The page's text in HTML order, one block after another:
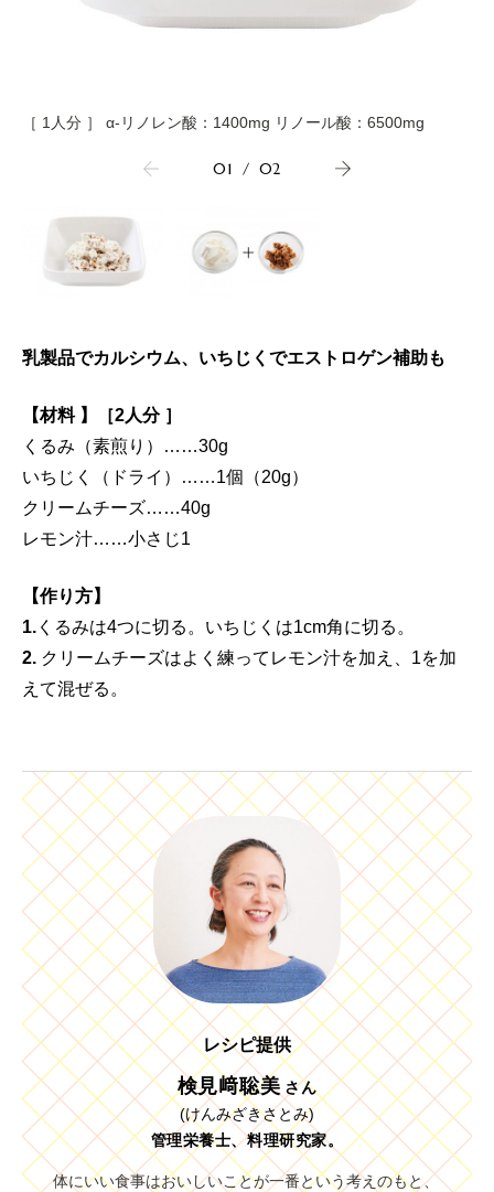
［ 1人分 ］ α-リノレン酸：1400mg リノール酸：6500mg
01 / 02
乳製品でカルシウム、いちじくでエストロゲン補助も
【材料 】［2人分 ］
くるみ（素煎り）……30g
いちじく（ドライ）……1個（20g）
クリームチーズ……40g
レモン汁……小さじ1
【作り方】
1. くるみは4つに切る。いちじくは1cm角に切る。
2. クリームチーズはよく練ってレモン汁を加え、1を加
えて混ぜる。
レシピ提供
検見﨑聡美 さん
(けんみざきさとみ)
管理栄養士、料理研究家。
体にいい食事はおいしいことが一番という考えのもと、